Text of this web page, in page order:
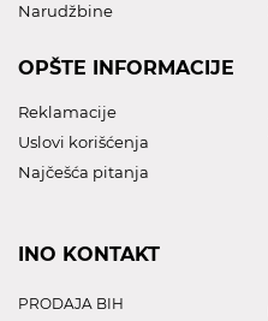
Narudžbine
OPŠTE INFORMACIJE
Reklamacije
Uslovi korišćenja
Najčešća pitanja
INO KONTAKT
PRODAJA BIH